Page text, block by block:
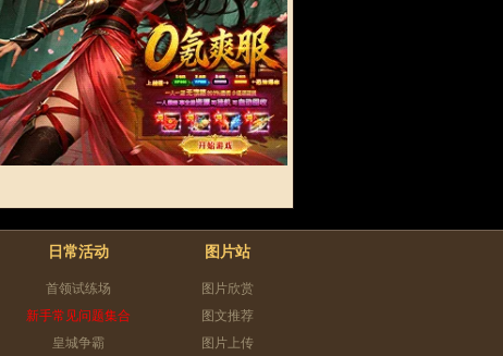
日常活动
首领试练场
新手常见问题集合
皇城争霸
图片站
图片欣赏
图文推荐
图片上传